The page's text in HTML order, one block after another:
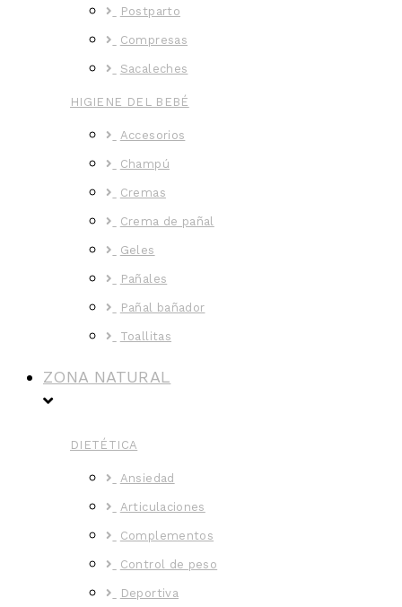
Postparto
Compresas
Sacaleches
HIGIENE DEL BEBÉ
Accesorios
Champú
Cremas
Crema de pañal
Geles
Pañales
Pañal bañador
Toallitas
ZONA NATURAL
DIETÉTICA
Ansiedad
Articulaciones
Complementos
Control de peso
Deportiva